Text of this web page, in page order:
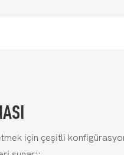
için çeşitli